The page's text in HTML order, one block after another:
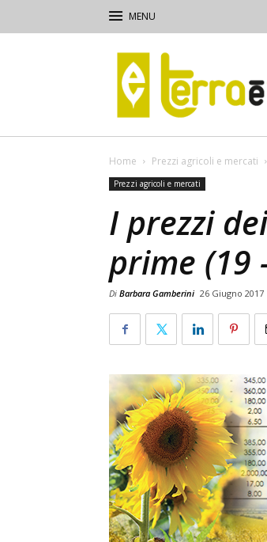
Terra
e
Vita
Home Prezzi agricoli e mercati
Prezzi agricoli e mercati
I prezzi
prime (19
Di Barbara Gamberini 26 Giugno 2017